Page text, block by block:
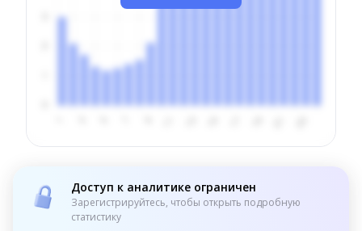
Доступ к аналитике ограничен
Зарегистрируйтесь, чтобы открыть подробную
статистику